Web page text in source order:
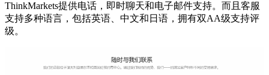
ThinkMarkets提供电话，即时聊天和电子邮件支持。而且客服
支持多种语言，包括英语、中文和日语，拥有双AA级支持评
级。